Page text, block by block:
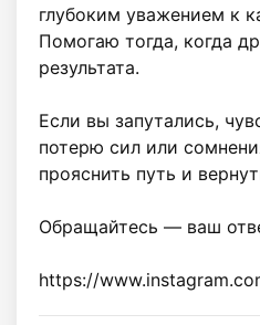
глубоким уважением к
Помогаю тогда, когда
результата.
Если вы запутались,
потерю сил или
прояснить путь и
Обращайтесь — ваш
https://